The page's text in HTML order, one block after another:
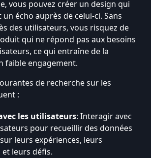
vous pouvez créer un design qui
écho auprès de celui-ci. Sans
des utilisateurs, vous risquez de
qui ne répond pas aux besoins
ce qui entraîne de la
faible engagement.
de recherche sur les
:
les utilisateurs: Interagir avec
pour recueillir des données
leurs expériences, leurs
leurs défis.